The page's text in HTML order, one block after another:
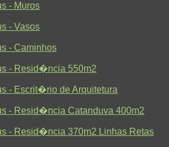
- Muros
- Vasos
- Caminhos
- Resid�ncia 550m2
- Escrit�rio de Arquitetura
- Resid�ncia Catanduva 400m2
- Resid�ncia 370m2 Linhas Retas